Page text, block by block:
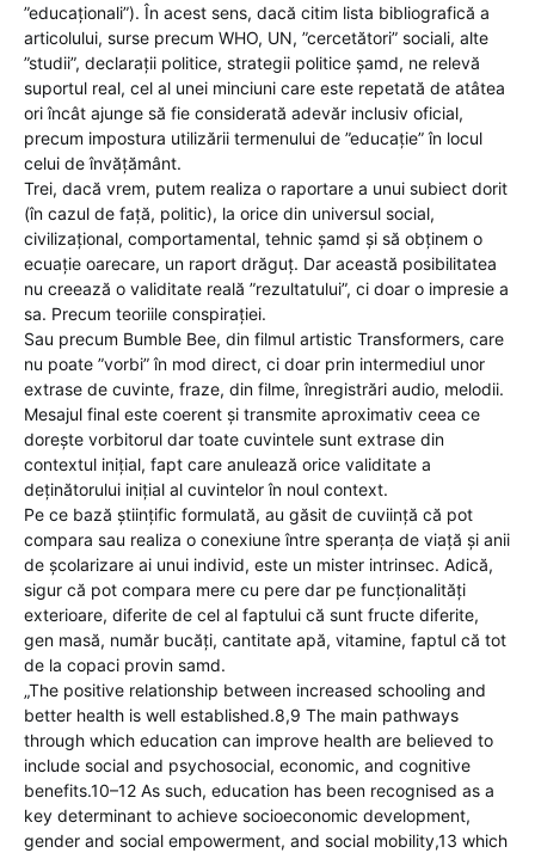
”educaționali”). În acest sens, dacă citim lista bibliografică a
articolului, surse precum WHO, UN, ”cercetători” sociali, alte
”studii”, declarații politice, strategii politice șamd, ne relevă
suportul real, cel al unei minciuni care este repetată de atâtea
ori încât ajunge să fie considerată adevăr inclusiv oficial,
precum impostura utilizării termenului de ”educație” în locul
celui de învățământ.
Trei, dacă vrem, putem realiza o raportare a unui subiect dorit
(în cazul de față, politic), la orice din universul social,
civilizațional, comportamental, tehnic șamd și să obținem o
ecuație oarecare, un raport drăguț. Dar această posibilitatea
nu creează o validitate reală ”rezultatului”, ci doar o impresie a
sa. Precum teoriile conspirației.
Sau precum Bumble Bee, din filmul artistic Transformers, care
nu poate ”vorbi” în mod direct, ci doar prin intermediul unor
extrase de cuvinte, fraze, din filme, înregistrări audio, melodii.
Mesajul final este coerent și transmite aproximativ ceea ce
dorește vorbitorul dar toate cuvintele sunt extrase din
contextul inițial, fapt care anulează orice validitate a
deținătorului inițial al cuvintelor în noul context.
Pe ce bază științific formulată, au găsit de cuviință că pot
compara sau realiza o conexiune între speranța de viață și anii
de școlarizare ai unui individ, este un mister intrinsec. Adică,
sigur că pot compara mere cu pere dar pe funcționalități
exterioare, diferite de cel al faptului că sunt fructe diferite,
gen masă, număr bucăți, cantitate apă, vitamine, faptul că tot
de la copaci provin samd.
„The positive relationship between increased schooling and
better health is well established.8,9 The main pathways
through which education can improve health are believed to
include social and psychosocial, economic, and cognitive
benefits.10–12 As such, education has been recognised as a
key determinant to achieve socioeconomic development,
gender and social empowerment, and social mobility,13 which